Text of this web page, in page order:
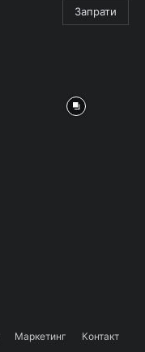
Запрати
Маркетинг Контакт